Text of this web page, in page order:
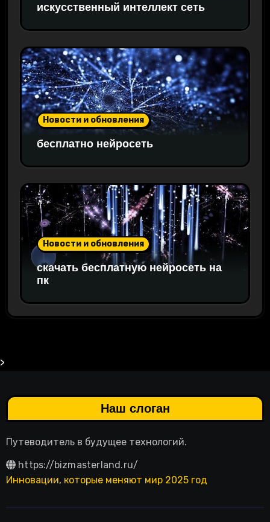
искусственный интеллект сеть
Новости и обновления
бесплатно нейросеть
Новости и обновления
скачать бесплатную нейросеть на
пк
>
Наш слоган
Путеводитель в будущее технологий.
https://bizmasterland.ru/
Инновации, которые меняют мир 2025 год